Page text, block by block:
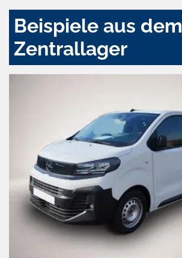
Beispiele aus dem
Zentrallager